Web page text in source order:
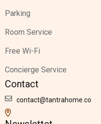
Parking
Room Service
Free Wi-Fi
Concierge Service
Contact
contact@tantrahome.co